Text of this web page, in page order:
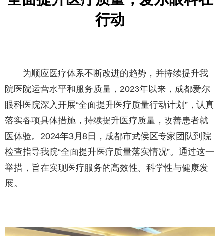
行动
为顺应医疗体系不断改进的趋势，并持续提升我
院医院运营水平和服务质量，2023年以来，成都爱尔
眼科医院深入开展“全面提升医疗质量行动计划”，认真
落实各项具体措施，持续提升医疗质量，改善患者就
医体验。2024年3月8日，成都市武侯区专家团队到院
检查指导我院“全面提升医疗质量落实情况”。通过这一
举措，旨在实现医疗服务的高效性、科学性与健康发
展。